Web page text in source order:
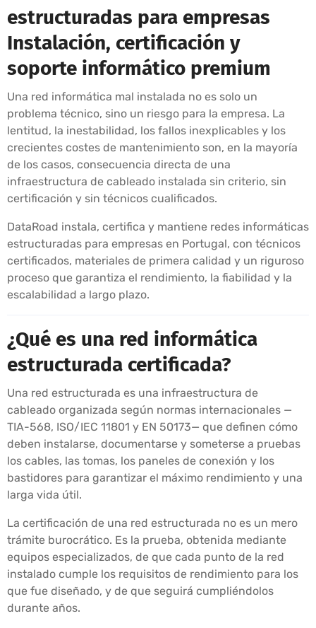
estructuradas para empresas
Instalación, certificación y
soporte informático premium
Una red informática mal instalada no es solo un
problema técnico, sino un riesgo para la empresa. La
lentitud, la inestabilidad, los fallos inexplicables y los
crecientes costes de mantenimiento son, en la mayoría
de los casos, consecuencia directa de una
infraestructura de cableado instalada sin criterio, sin
certificación y sin técnicos cualificados.
DataRoad instala, certifica y mantiene redes informáticas
estructuradas para empresas en Portugal, con técnicos
certificados, materiales de primera calidad y un riguroso
proceso que garantiza el rendimiento, la fiabilidad y la
escalabilidad a largo plazo.
¿Qué es una red informática
estructurada certificada?
Una red estructurada es una infraestructura de
cableado organizada según normas internacionales —
TIA-568, ISO/IEC 11801 y EN 50173— que definen cómo
deben instalarse, documentarse y someterse a pruebas
los cables, las tomas, los paneles de conexión y los
bastidores para garantizar el máximo rendimiento y una
larga vida útil.
La certificación de una red estructurada no es un mero
trámite burocrático. Es la prueba, obtenida mediante
equipos especializados, de que cada punto de la red
instalado cumple los requisitos de rendimiento para los
que fue diseñado, y de que seguirá cumpliéndolos
durante años.